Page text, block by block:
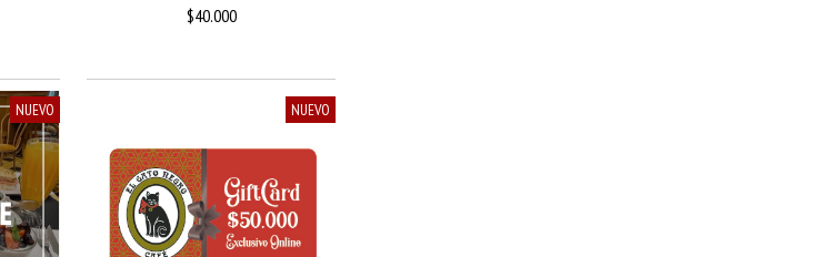
$40.000
NUEVO NUEVO